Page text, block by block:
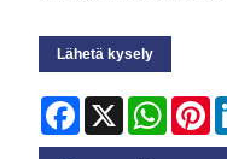
Lähetä kysely
Facebook
X